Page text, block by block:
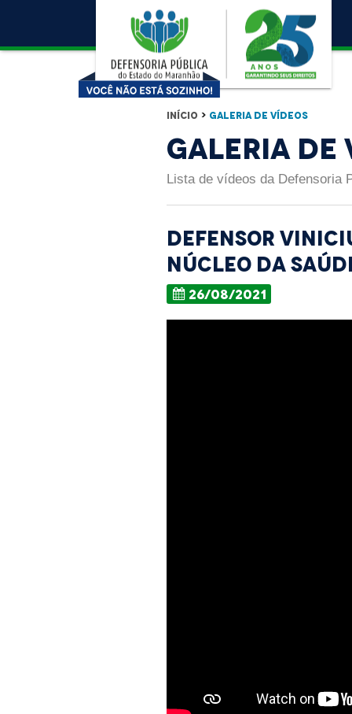
Início > Galeria de Vídeos
Galeria de
Lista de vídeos da Defensoria
Defensor
Núcleo da
26/08/2021